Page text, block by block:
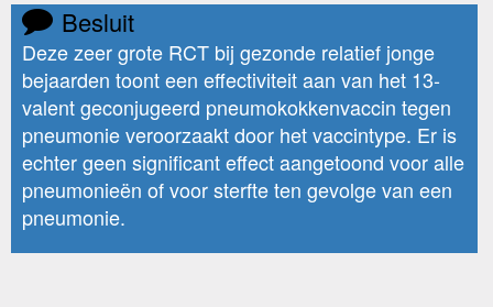
Besluit
Deze zeer grote RCT bij gezonde relatief jonge
bejaarden toont een effectiviteit aan van het 13-
valent geconjugeerd pneumokokkenvaccin tegen
pneumonie veroorzaakt door het vaccintype. Er is
echter geen significant effect aangetoond voor alle
pneumonieën of voor sterfte ten gevolge van een
pneumonie.